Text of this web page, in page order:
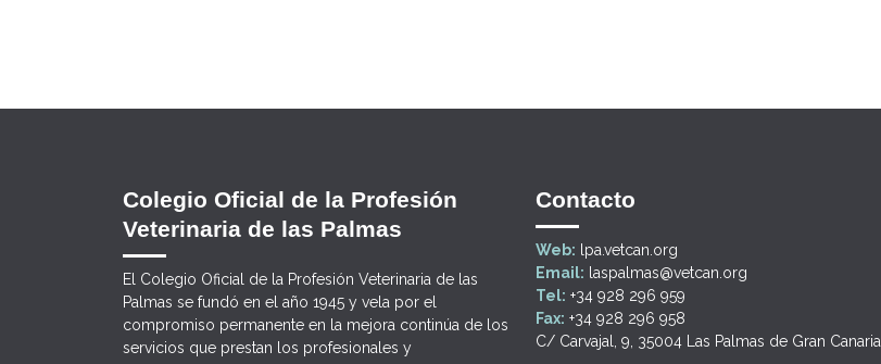
Colegio Oficial de la Profesión
Veterinaria de las Palmas
El Colegio Oficial de la Profesión Veterinaria de las
Palmas se fundó en el año 1945 y vela por el
compromiso permanente en la mejora continúa de los
servicios que prestan los profesionales y
Contacto
Web:
lpa.vetcan.org
Email: laspalmas@vetcan.org
Tel: +34 928 296 959
Fax: +34 928 296 958
C/ Carvajal, 9, 35004 Las Palmas de Gran Canaria